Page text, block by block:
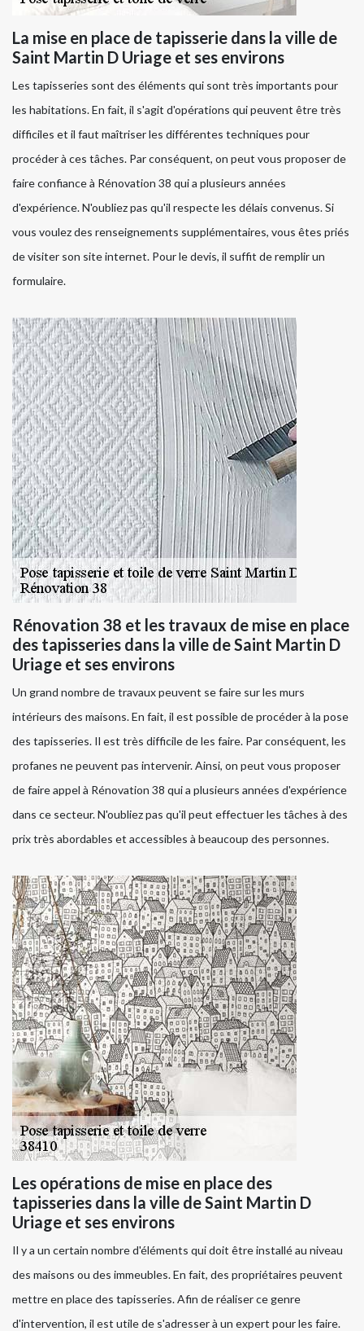
La mise en place de tapisserie dans la ville de
Saint Martin D Uriage et ses environs
Les tapisseries sont des éléments qui sont très importants pour
les habitations. En fait, il s'agit d'opérations qui peuvent être très
difficiles et il faut maîtriser les différentes techniques pour
procéder à ces tâches. Par conséquent, on peut vous proposer de
faire confiance à Rénovation 38 qui a plusieurs années
d'expérience. N'oubliez pas qu'il respecte les délais convenus. Si
vous voulez des renseignements supplémentaires, vous êtes priés
de visiter son site internet. Pour le devis, il suffit de remplir un
formulaire.
Rénovation 38 et les travaux de mise en place
des tapisseries dans la ville de Saint Martin D
Uriage et ses environs
Un grand nombre de travaux peuvent se faire sur les murs
intérieurs des maisons. En fait, il est possible de procéder à la pose
des tapisseries. Il est très difficile de les faire. Par conséquent, les
profanes ne peuvent pas intervenir. Ainsi, on peut vous proposer
de faire appel à Rénovation 38 qui a plusieurs années d'expérience
dans ce secteur. N'oubliez pas qu'il peut effectuer les tâches à des
prix très abordables et accessibles à beaucoup des personnes.
Les opérations de mise en place des
tapisseries dans la ville de Saint Martin D
Uriage et ses environs
Il y a un certain nombre d'éléments qui doit être installé au niveau
des maisons ou des immeubles. En fait, des propriétaires peuvent
mettre en place des tapisseries. Afin de réaliser ce genre
d'intervention, il est utile de s'adresser à un expert pour les faire.